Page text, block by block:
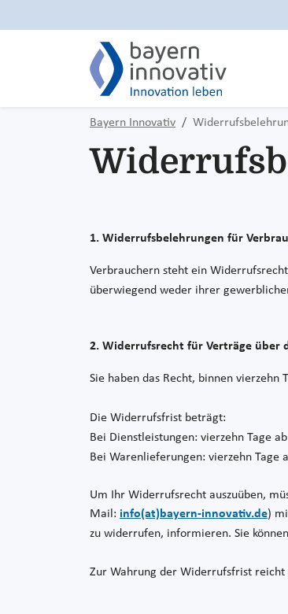
Bayern Innovativ
1. Widerrufsbelehrungen für
Verbrauchern steht ein
überwiegend weder ihrer
2. Widerrufsrecht für Verträge über
Sie haben das Recht, binnen vierzehn
Die Widerrufsfrist beträgt:
Bei Dienstleistungen: vierzehn Tage
Bei Warenlieferungen: vierzehn Tage
Um Ihr Widerrufsrecht auszuüben,
Mail: info(at)bayern-innovativ.de)
zu widerrufen, informieren. Sie
Zur Wahrung der Widerrufsfrist reicht